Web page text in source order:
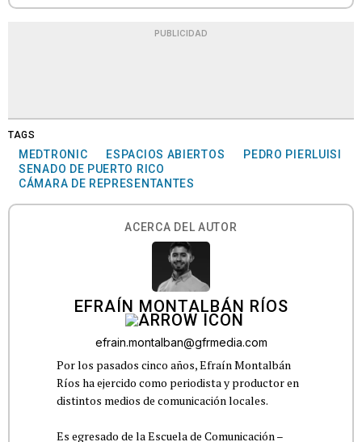
PUBLICIDAD
TAGS
MEDTRONIC ESPACIOS ABIERTOS
PEDRO PIERLUISI
SENADO DE PUERTO RICO
CÁMARA DE REPRESENTANTES
ACERCA DEL AUTOR
EFRAÍN MONTALBÁN RÍOS
efrain.montalban@gfrmedia.com
Por los pasados cinco años, Efraín Montalbán
Ríos ha ejercido como periodista y productor en
distintos medios de comunicación locales.
Es egresado de la Escuela de Comunicación –